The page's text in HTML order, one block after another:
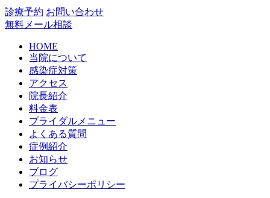
診療予約 お問い合わせ
無料メール相談
HOME
当院について
感染症対策
アクセス
院長紹介
料金表
ブライダルメニュー
よくある質問
症例紹介
お知らせ
ブログ
プライバシーポリシー